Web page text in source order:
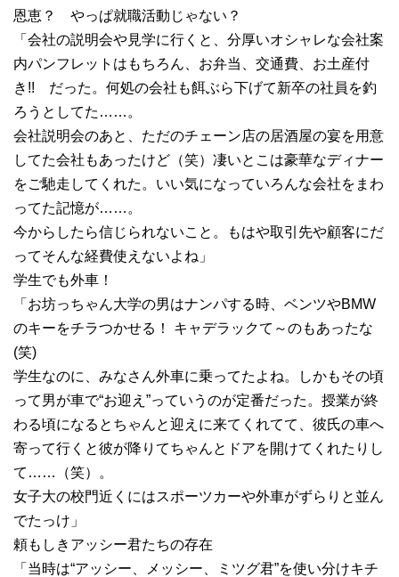
恩恵？ やっぱ就職活動じゃない？
「会社の説明会や見学に行くと、分厚いオシャレな会社案
内パンフレットはもちろん、お弁当、交通費、お土産付
き!! だった。何処の会社も餌ぶら下げて新卒の社員を釣
ろうとしてた……。
会社説明会のあと、ただのチェーン店の居酒屋の宴を用意
してた会社もあったけど（笑）凄いとこは豪華なディナー
をご馳走してくれた。いい気になっていろんな会社をまわ
ってた記憶が……。
今からしたら信じられないこと。もはや取引先や顧客にだ
ってそんな経費使えないよね」
学生でも外車！
「お坊っちゃん大学の男はナンパする時、ベンツやBMW
のキーをチラつかせる！ キャデラックて～のもあったな
(笑)
学生なのに、みなさん外車に乗ってたよね。しかもその頃
って男が車で“お迎え”っていうのが定番だった。授業が終
わる頃になるとちゃんと迎えに来てくれてて、彼氏の車へ
寄って行くと彼が降りてちゃんとドアを開けてくれたりし
て……（笑）。
女子大の校門近くにはスポーツカーや外車がずらりと並ん
でたっけ」
頼もしきアッシー君たちの存在
「当時は“アッシー、メッシー、ミツグ君”を使い分けキチ